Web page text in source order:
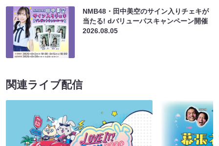
NMB48・田中美空のサイン入りチェキが
当たる! dバリューパスキャンペーン開催
2026.08.05
関連ライブ配信